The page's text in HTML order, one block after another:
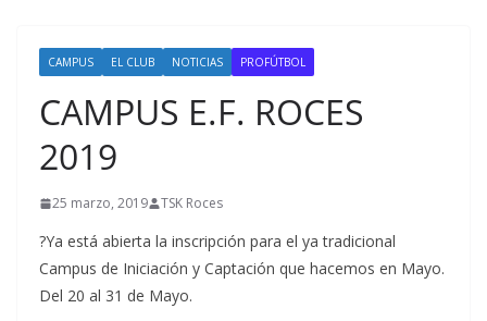
CAMPUS EL CLUB NOTICIAS PROFÚTBOL
CAMPUS E.F. ROCES
2019
25 marzo, 2019 TSK Roces
?Ya está abierta la inscripción para el ya tradicional
Campus de Iniciación y Captación que hacemos en Mayo.
Del 20 al 31 de Mayo.